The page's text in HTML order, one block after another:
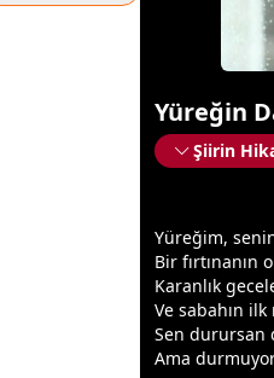
Yüreğin
Şiirin
Yüreğim,
Bir fırtınanın
Karanlık gece
Ve sabahın ilk
Sen durursan
Ama